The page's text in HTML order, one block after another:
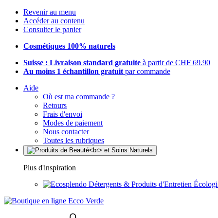
Revenir au menu
Accéder au contenu
Consulter le panier
Cosmétiques 100% naturels
Suisse : Livraison standard gratuite à partir de CHF 69.90
Au moins 1 échantillon gratuit par commande
Aide
Où est ma commande ?
Retours
Frais d'envoi
Modes de paiement
Nous contacter
Toutes les rubriques
Plus d'inspiration
Détergents & Produits d'Entretien